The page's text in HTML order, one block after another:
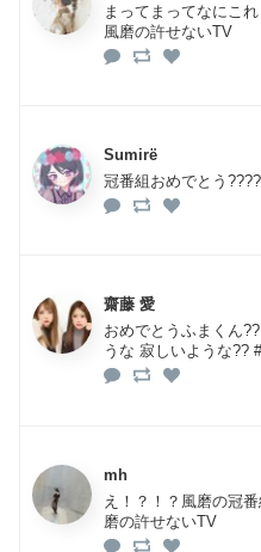
まってまってなにこ
風磨の許せないTV
Sumirë
冠番組おめでとう
齋藤 愛
おめでとうふまくん
うな 寂しいような??
mh
え！？！？風磨の冠
磨の許せないTV